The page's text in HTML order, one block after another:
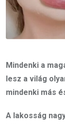
Mindenki a
lesz a világ
mindenki más
A lakosság